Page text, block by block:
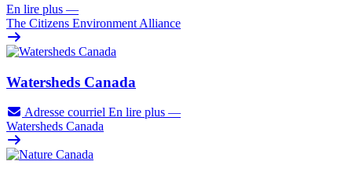
En lire plus —
The Citizens Environment Alliance
Watersheds Canada
Adresse courriel En lire plus —
Watersheds Canada